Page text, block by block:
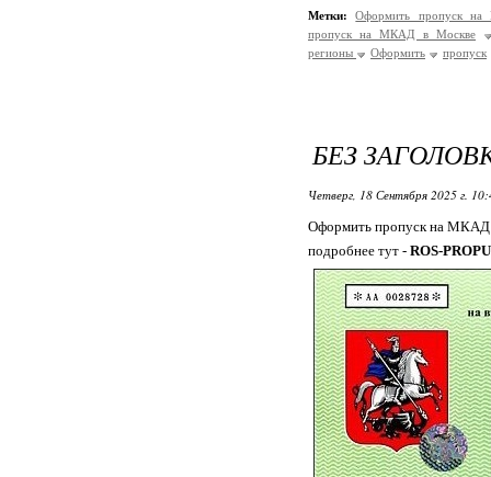
Метки:
Оформить пропуск
пропуск на МКАД в Москве
регионы
Оформить пропуск
БЕЗ
Четверг, 18 Сентября 2025 г.
Оформить пропуск на МКАД
подробнее тут - ROS-